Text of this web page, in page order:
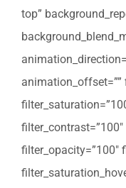
top”
animation_offset=””
filter_contrast=”100″
filter_opacity=”100″